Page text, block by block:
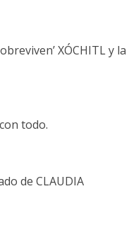
XÓCHITL y la
todo.
de CLAUDIA